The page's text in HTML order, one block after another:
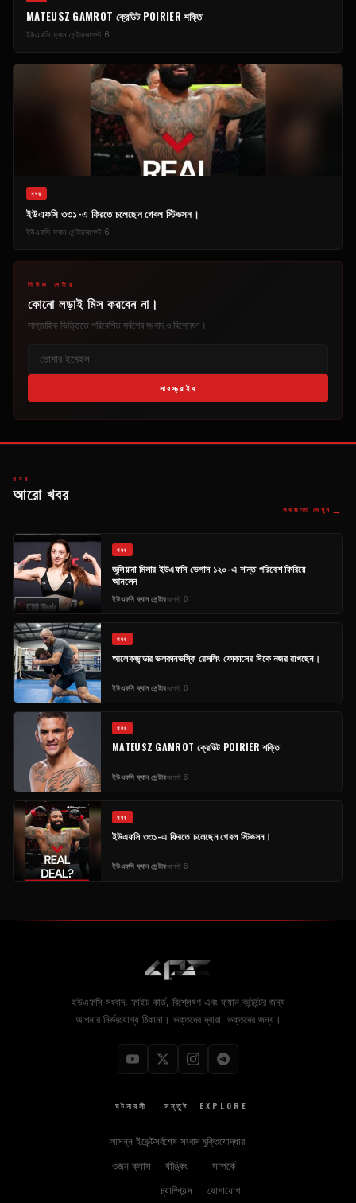
MATEUSZ GAMROT ক্রেডিট POIRIER শক্তি
ইউএফসি ফ্যান সেন্টারআগস্ট 6
খবর
ইউএফসি ৩৩১-এ ফিরতে চলেছেন গেবল স্টিভসন।
ইউএফসি ফ্যান সেন্টারআগস্ট 6
নিউজ লেটার
কোনো লড়াই মিস করবেন না।
সাপ্তাহিক ভিত্তিতে পরিবেশিত সর্বশেষ সংবাদ ও বিশ্লেষণ।
সাবস্ক্রাইব
খবর
আরো খবর
সবগুলো দেখুন →
খবর
জুলিয়ানা মিলার ইউএফসি ভেগাস ১২০-এ শান্ত পরিবেশ ফিরিয়ে
আনলেন
ইউএফসি ফ্যান সেন্টারআগস্ট 6
খবর
আলেকজান্ডার ভলকানভস্কি রেসলিং ফোকাসের দিকে নজর রাখছেন।
ইউএফসি ফ্যান সেন্টারআগস্ট 6
খবর
MATEUSZ GAMROT ক্রেডিট POIRIER শক্তি
ইউএফসি ফ্যান সেন্টারআগস্ট 6
খবর
ইউএফসি ৩৩১-এ ফিরতে চলেছেন গেবল স্টিভসন।
ইউএফসি ফ্যান সেন্টারআগস্ট 6
ইউএফসি সংবাদ, ফাইট কার্ড, বিশ্লেষণ এবং ফ্যান কন্টেন্টের জন্য
আপনার নির্ভরযোগ্য ঠিকানা। ভক্তদের দ্বারা, ভক্তদের জন্য।
ঘটনাবলী
আসন্ন ইভেন্ট
ওজন ক্লাস
সন্তুষ্ট
সর্বশেষ সংবাদ
র্যাঙ্কিং
চ্যাম্পিয়ন্স
EXPLORE
মুক্তিযোদ্ধার
সম্পর্কে
যোগাযোগ